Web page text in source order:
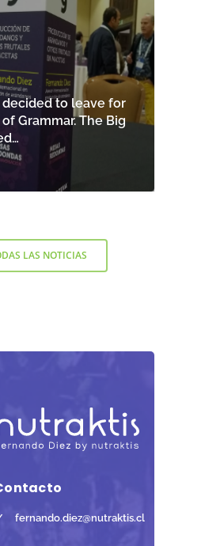
to leave for
Grammar. The Big
LAS NOTICIAS
fernando.diez@nutraktis.cl